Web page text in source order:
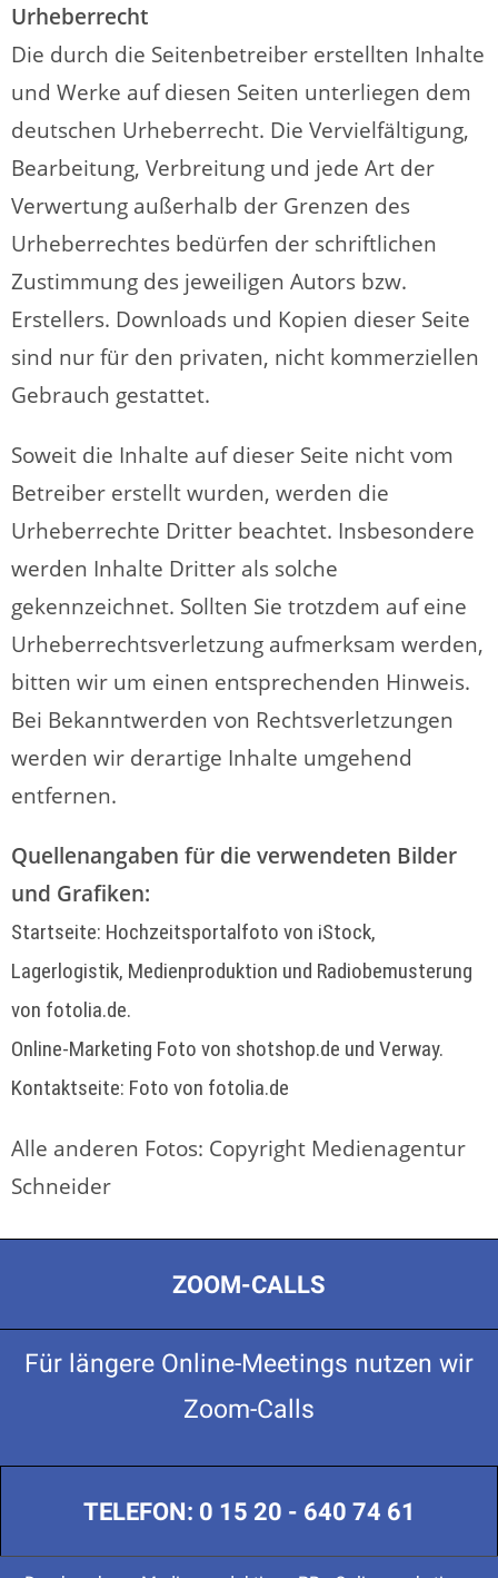
Urheberrecht
Die durch die Seitenbetreiber erstellten Inhalte
und Werke auf diesen Seiten unterliegen dem
deutschen Urheberrecht. Die Vervielfältigung,
Bearbeitung, Verbreitung und jede Art der
Verwertung außerhalb der Grenzen des
Urheberrechtes bedürfen der schriftlichen
Zustimmung des jeweiligen Autors bzw.
Erstellers. Downloads und Kopien dieser Seite
sind nur für den privaten, nicht kommerziellen
Gebrauch gestattet.
Soweit die Inhalte auf dieser Seite nicht vom
Betreiber erstellt wurden, werden die
Urheberrechte Dritter beachtet. Insbesondere
werden Inhalte Dritter als solche
gekennzeichnet. Sollten Sie trotzdem auf eine
Urheberrechtsverletzung aufmerksam werden,
bitten wir um einen entsprechenden Hinweis.
Bei Bekanntwerden von Rechtsverletzungen
werden wir derartige Inhalte umgehend
entfernen.
Quellenangaben für die verwendeten Bilder
und Grafiken:
Startseite: Hochzeitsportalfoto von iStock,
Lagerlogistik, Medienproduktion und Radiobemusterung
von fotolia.de.
Online-Marketing Foto von shotshop.de und Verway.
Kontaktseite: Foto von fotolia.de
Alle anderen Fotos: Copyright Medienagentur
Schneider
ZOOM-CALLS
Für längere Online-Meetings nutzen wir
Zoom-Calls
TELEFON: 0 15 20 - 640 74 61